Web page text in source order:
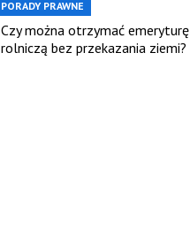
PORADY PRAWNE
Czy można otrzymać emeryturę
rolniczą bez przekazania ziemi?